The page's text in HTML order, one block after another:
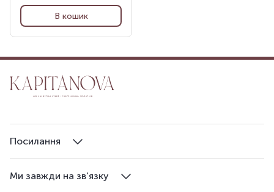
В кошик
Ми завжди на зв'язку
Посилання